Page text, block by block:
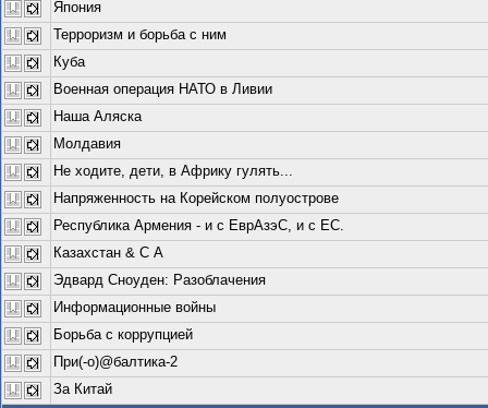
Япония
Терроризм и борьба с ним
Куба
Военная операция НАТО в Ливии
Наша Аляска
Молдавия
Не ходите, дети, в Африку гулять...
Напряженность на Корейском полуострове
Республика Армения - и с ЕврАзэС, и с ЕС.
Казахстан & С А
Эдвард Сноуден: Разоблачения
Информационные войны
Борьба с коррупцией
При(-о)@балтика-2
За Китай